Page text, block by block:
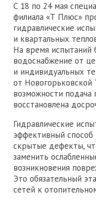
С 18 по 24 мая
филиала «Т Плюс»
гидравлические
и квартальных
На время испытаний
водоснабжение от
и индивидуальных
от
возможности подача
восстановлена
Гидравлические
эффективный
скрытые дефекты,
заменить
возникновения
Это обязательный
сетей к